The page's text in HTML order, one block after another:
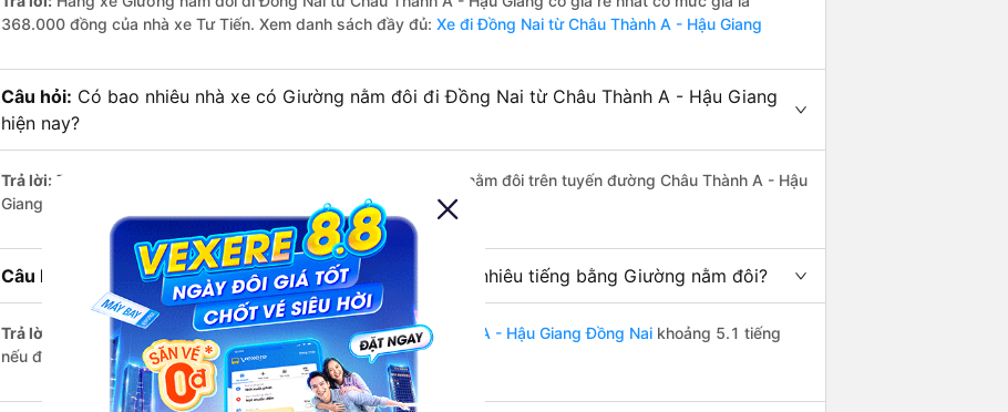
368.000 đồng của nhà xe Tư Tiến. Xem danh sách đầy đủ: Xe đi Đồng Nai từ Châu Thành A - Hậu Giang
Câu hỏi: Có bao nhiêu nhà xe có Giường nằm đôi đi Đồng Nai từ Châu Thành A - Hậu Giang
hiện nay?
Trả lời: Tính tới thời điểm hiện nay thì có 3 nhà xe có xe Giường nằm đôi trên tuyến đường Châu Thành A - Hậu
Giang - Đồng Nai hiện nay
Câu hỏi: Từ Châu Thành A - Hậu Giang đi Đồng Nai bao nhiêu tiếng bằng Giường nằm đôi?
Trả lời: Thời gian di chuyển bằngxe Giường nằm đôi Châu Thành A - Hậu Giang Đồng Nai khoảng 5.1 tiếng
nếu đường đi khá thuận lợi